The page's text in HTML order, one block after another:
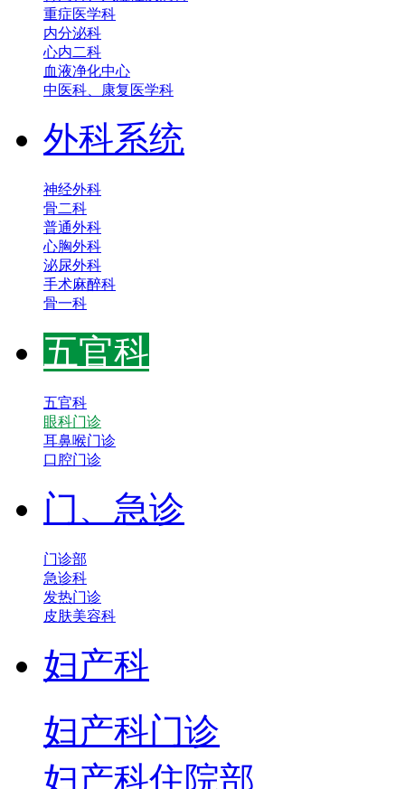
重症医学科
内分泌科
心内二科
血液净化中心
中医科、康复医学科
外科系统
神经外科
骨二科
普通外科
心胸外科
泌尿外科
手术麻醉科
骨一科
五官科
五官科
眼科门诊
耳鼻喉门诊
口腔门诊
门、急诊
门诊部
急诊科
发热门诊
皮肤美容科
妇产科
妇产科门诊
妇产科住院部